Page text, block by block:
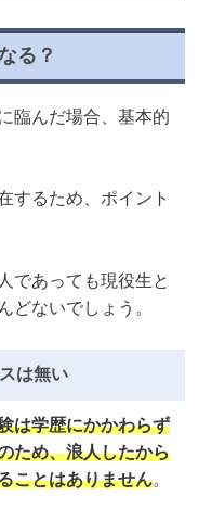
る？
臨んだ場合、基本的
するため、ポイント
であっても現役生と
どないでしょう。
は無い
は学歴にかかわらず
ため、浪人したから
ことはありません。